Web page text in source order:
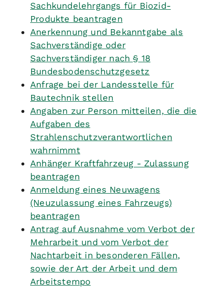
Sachkundelehrgangs für Biozid-
Produkte beantragen
Anerkennung und Bekanntgabe als
Sachverständige oder
Sachverständiger nach § 18
Bundesbodenschutzgesetz
Anfrage bei der Landesstelle für
Bautechnik stellen
Angaben zur Person mitteilen, die die
Aufgaben des
Strahlenschutzverantwortlichen
wahrnimmt
Anhänger Kraftfahrzeug - Zulassung
beantragen
Anmeldung eines Neuwagens
(Neuzulassung eines Fahrzeugs)
beantragen
Antrag auf Ausnahme vom Verbot der
Mehrarbeit und vom Verbot der
Nachtarbeit in besonderen Fällen,
sowie der Art der Arbeit und dem
Arbeitstempo